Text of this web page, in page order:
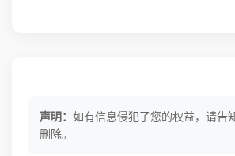
声明： 如有信息侵犯了您的权益，请告
删除。